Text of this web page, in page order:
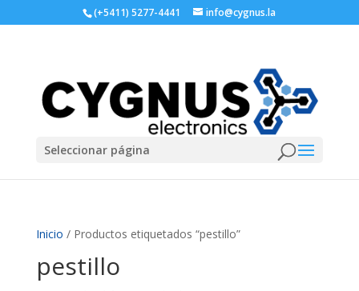
(+5411) 5277-4441 info@cygnus.la
Seleccionar página
Inicio / Productos etiquetados “pestillo”
pestillo